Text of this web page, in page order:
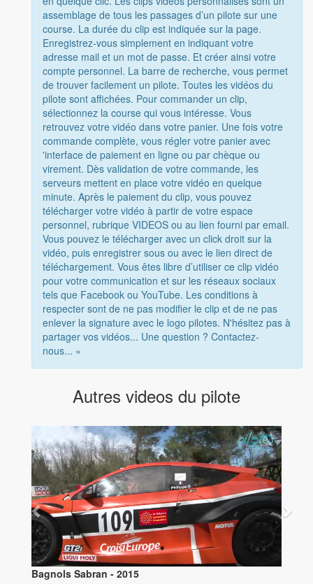
assemblage de tous les passages d’un pilote sur une
course. La durée du clip est indiquée sur la page.
Enregistrez-vous simplement en indiquant votre
adresse mail et un mot de passe. Et créer ainsi votre
compte personnel. La barre de recherche, vous permet
de trouver facilement un pilote. Toutes les vidéos du
pilote sont affichées. Pour commander un clip,
sélectionnez la course qui vous intéresse. Vous
retrouvez votre vidéo dans votre panier. Une fois votre
commande complète, vous régler votre panier avec
'interface de paiement en ligne ou par chèque ou
virement. Dès validation de votre commande, les
serveurs mettent en place votre vidéo en quelque
minute. Après le paiement du clip, vous pouvez
télécharger votre vidéo à partir de votre espace
personnel, rubrique VIDEOS ou au lien fourni par email.
Vous pouvez le télécharger avec un click droit sur la
vidéo, puis enregistrer sous ou avec le lien direct de
téléchargement. Vous êtes libre d’utiliser ce clip vidéo
pour votre communication et sur les réseaux sociaux
tels que Facebook ou YouTube. Les conditions à
respecter sont de ne pas modifier le clip et de ne pas
enlever la signature avec le logo pilotes. N'hésitez pas à
partager vos vidéos... Une question ? Contactez-
nous... »
Autres videos du pilote